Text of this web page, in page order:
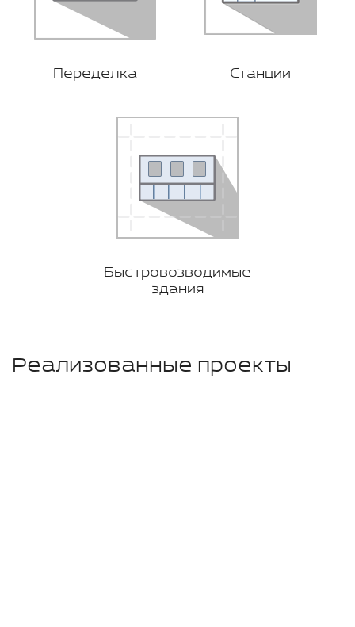
Переделка Станции
Быстровозводимые
здания
Реализованные проекты